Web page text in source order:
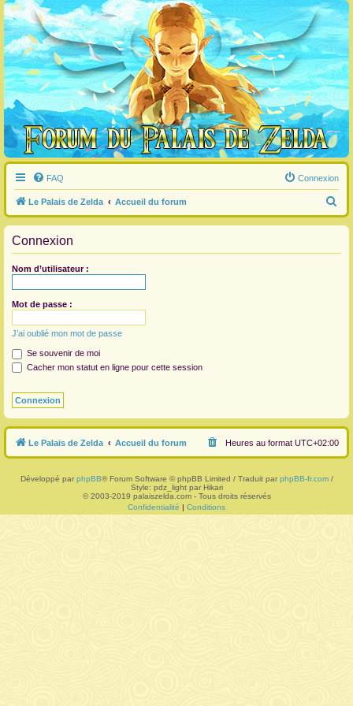
FAQ Connexion
Le Palais de Zelda Accueil du forum
e
Connexion
Nom d’utilisateur :
Mot de passe :
J’ai oublié mon mot de passe
Se souvenir de moi
Cacher mon statut en ligne pour cette session
Le Palais de Zelda Accueil du forum Heures au format UTC+02:00
Développé par phpBB® Forum Software © phpBB Limited / Traduit par phpBB-fr.com/
Style: pdz_light par Hikari
© 2003-2019 palaiszelda.com - Tous droits réservés
Confidentialité | Conditions